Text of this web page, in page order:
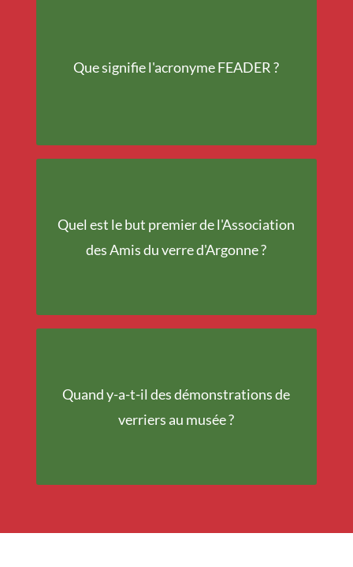
Que signifie l'acronyme FEADER ?
Agricole pour le
Quel est le but premier de l'Association
des Amis du verre d'Argonne ?
riche patrimoine
Quand y-a-t-il des démonstrations de
verriers au musée ?
Pendant l'été